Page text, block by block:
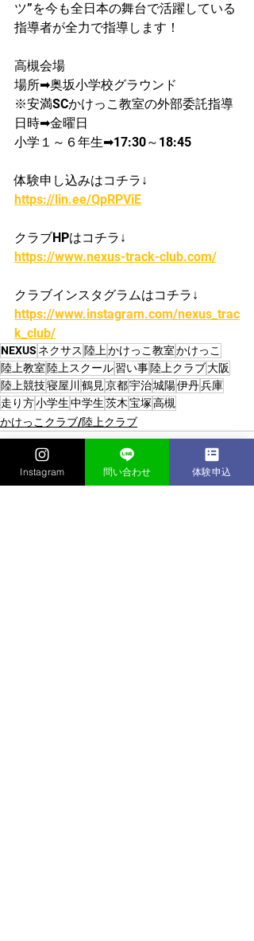
ツ”を今も全日本の舞台で活躍している
指導者が​全力で指導します！
高槻会場
場所➡奥坂小学校グラウンド
​※安満SCかけっこ教室の外部委託指導
日時➡金曜日
小学​１～６年生➡17:30～18:45
体験申し込みはコチラ↓
https://lin.ee/QpRPViE
クラブHPはコチラ↓
https://www.nexus-track-club.com/
クラブインスタグラムはコチラ↓
https://www.instagram.com/nexus_trac
k_club/
NEXUS ネクサス 陸上かけっこ教室かけっこ
陸上教室 陸上スクール習い事陸上クラブ大阪
陸上競技寝屋川 鶴見京都宇治城陽伊丹兵庫
走り方小学生中学生茨木宝塚高槻
かけっこクラブ/陸上クラブ
Instagram 問い合わせ 体験申込